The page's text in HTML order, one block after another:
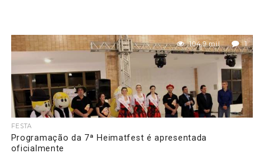
104.9 mil 1
FESTA
Programação da 7ª Heimatfest é apresentada
oficialmente